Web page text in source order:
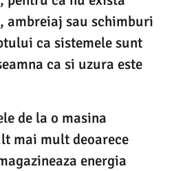
ambreiaj sau schimburi
ca sistemele sunt
ca si uzura este
de la o masina
mai mult deoarece
energia